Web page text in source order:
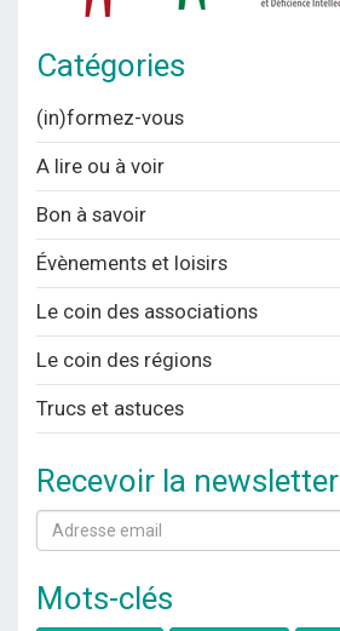
Catégories
(in)formez-vous
A lire ou à voir
Bon à savoir
Évènements et loisirs
Le coin des associations
Le coin des régions
Trucs et astuces
Recevoir la newsletter
Mots-clés